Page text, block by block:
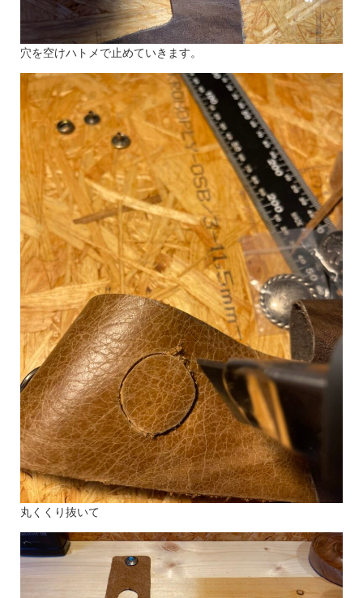
穴を空けハトメで止めていきます。
丸くくり抜いて